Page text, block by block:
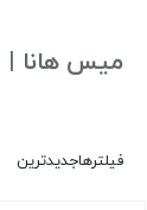
میس هانا | Misshana
فیلترهاجدیدترین